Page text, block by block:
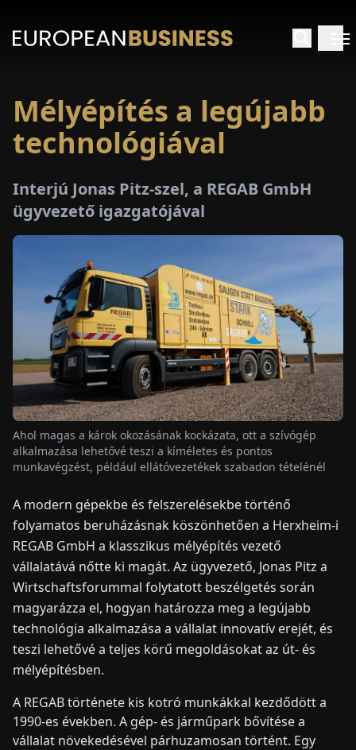
HÍREK
KAPCSOLAT
Mélyépítés a legújabb
technológiával
Interjú Jonas Pitz-szel, a REGAB GmbH
ügyvezető igazgatójával
Ahol magas a károk okozásának kockázata, ott a szívógép
alkalmazása lehetővé teszi a kíméletes és pontos
munkavégzést, például ellátóvezetékek szabadon tételénél
A modern gépekbe és felszerelésekbe történő
folyamatos beruházásnak köszönhetően a Herxheim-i
REGAB GmbH a klasszikus mélyépítés vezető
vállalatává nőtte ki magát. Az ügyvezető, Jonas Pitz a
Wirtschaftsforummal folytatott beszélgetés során
magyarázza el, hogyan határozza meg a legújabb
technológia alkalmazása a vállalat innovatív erejét, és
teszi lehetővé a teljes körű megoldásokat az út- és
mélyépítésben.
A REGAB története kis kotró munkákkal kezdődött a
1990-es években. A gép- és járműpark bővítése a
vállalat növekedésével párhuzamosan történt. Egy